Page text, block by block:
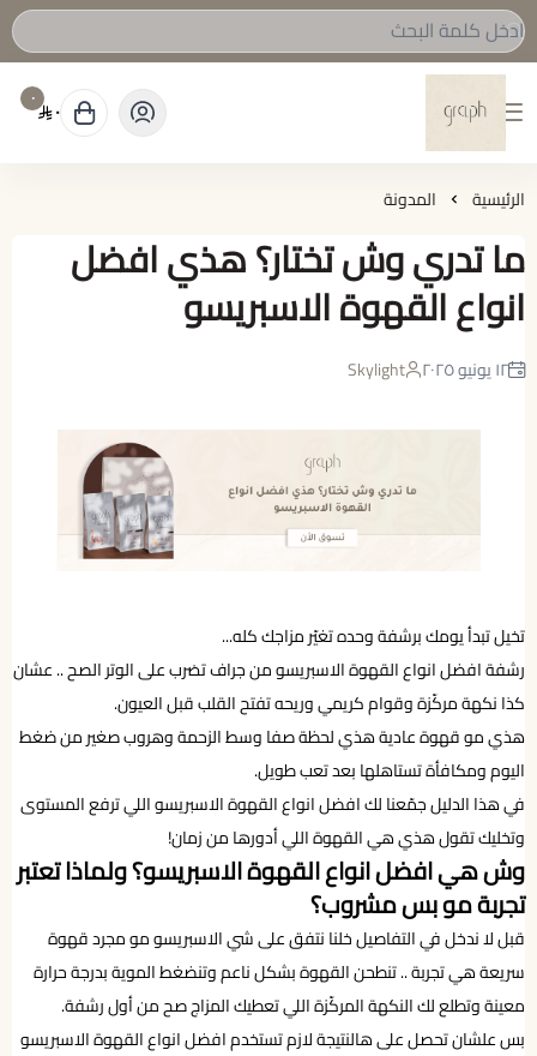
graph Roastery
٠ ٠
الرئيسية المدونة
ما تدري وش تختار؟ هذي افضل
انواع القهوة الاسبريسو
١٢ يونيو ٢٠٢٥ Skylight
تخيل تبدأ يومك برشفة وحده تغيّر مزاجك كله...
رشفة افضل انواع القهوة الاسبريسو من جراف تضرب على الوتر الصح .. عشان
كذا نكهة مركّزة وقوام كريمي وريحه تفتح القلب قبل العيون.
هذي مو قهوة عادية هذي لحظة صفا وسط الزحمة وهروب صغير من ضغط
اليوم ومكافأة تستاهلها بعد تعب طويل.
في هذا الدليل جمّعنا لك افضل انواع القهوة الاسبريسو اللي ترفع المستوى
وتخليك تقول هذي هي القهوة اللي أدورها من زمان!
وش هي افضل انواع القهوة الاسبريسو؟ ولماذا تعتبر
تجربة مو بس مشروب؟
قبل لا ندخل في التفاصيل خلنا نتفق على شي الاسبريسو مو مجرد قهوة
سريعة هي تجربة .. تنطحن القهوة بشكل ناعم وتنضغط الموية بدرجة حرارة
معينة وتطلع لك النكهة المركّزة اللي تعطيك المزاج صح من أول رشفة.
بس علشان تحصل على هالنتيجة لازم تستخدم افضل انواع القهوة الاسبريسو